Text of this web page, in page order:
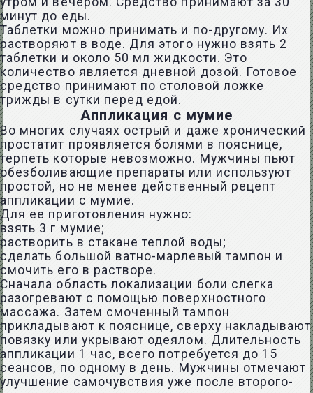
минут до еды.
Таблетки можно принимать и по-другому. Их
растворяют в воде. Для этого нужно взять 2
таблетки и около 50 мл жидкости. Это
количество является дневной дозой. Готовое
средство принимают по столовой ложке
трижды в сутки перед едой.
Аппликация с мумие
Во многих случаях острый и даже хронический
простатит проявляется болями в пояснице,
терпеть которые невозможно. Мужчины пьют
обезболивающие препараты или используют
простой, но не менее действенный рецепт
аппликации с мумие.
Для ее приготовления нужно:
взять 3 г мумие;
растворить в стакане теплой воды;
сделать большой ватно-марлевый тампон и
смочить его в растворе.
Сначала область локализации боли слегка
разогревают с помощью поверхностного
массажа. Затем смоченный тампон
прикладывают к пояснице, сверху накладывают
повязку или укрывают одеялом. Длительность
аппликации 1 час, всего потребуется до 15
сеансов, по одному в день. Мужчины отмечают
улучшение самочувствия уже после второго-